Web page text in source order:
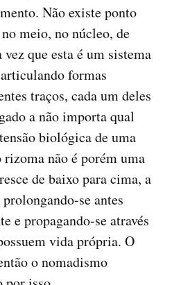
Não existe ponto
meio, no núcleo, de
que esta é um sistema
formas
traços, cada um deles
a não importa qual
biológica de uma
não é porém uma
de baixo para cima, a
se antes
e propagando-se através
vida própria. O
o nomadismo